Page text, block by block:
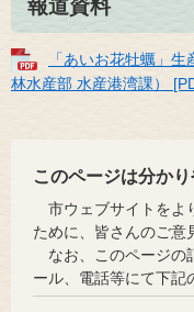
報道資料
「あいお花牡蠣」
林水産部 水産港湾課）
このページは分か
市ウェブサイトをよ
ために、皆さんのご意
なお、このページの
ール、電話等にて下記